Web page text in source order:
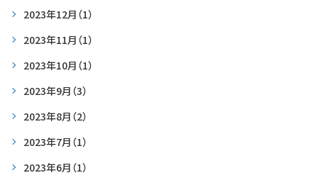
2023年12月 （1）
2023年11月 （1）
2023年10月 （1）
2023年9月 （3）
2023年8月 （2）
2023年7月 （1）
2023年6月 （1）